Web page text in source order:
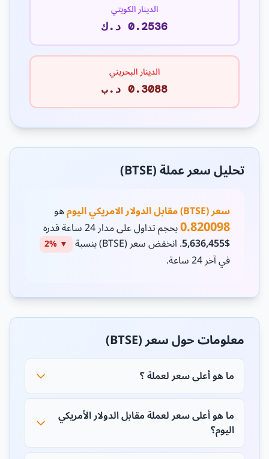
الدينار الكويتي
0.2536 د.ك
الدينار البحريني
0.3088 د.ب
تحليل سعر عملة (BTSE)
سعر (BTSE) مقابل الدولار الامريكي اليوم هو
0.820098بحجم تداول على مدار 24 ساعة قدره
$5,636,455 . انخفض سعر (BTSE) بنسبة ▼ 2%
في آخر 24 ساعة.
معلومات حول سعر (BTSE)
ما هو أعلى سعر لعملة ؟
ما هو أعلى سعر لعملة مقابل الدولار الأمريكي
اليوم؟